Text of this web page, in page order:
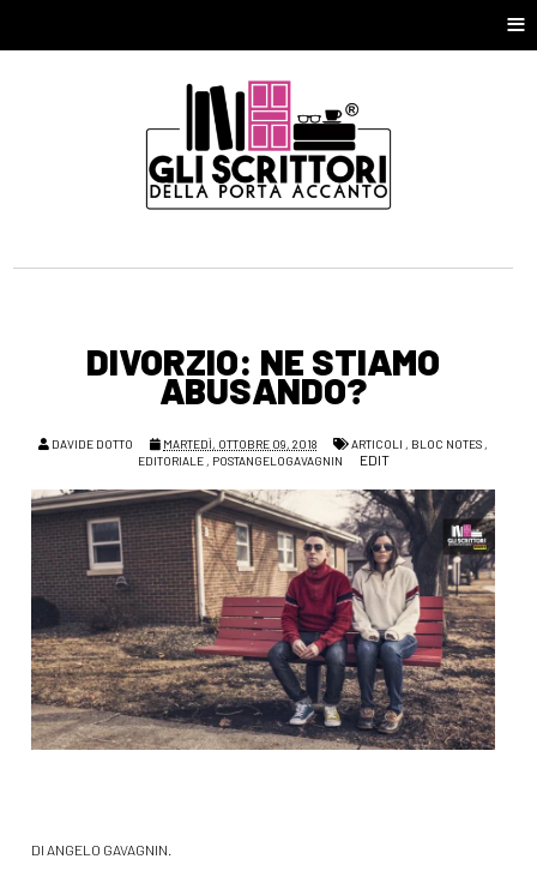
≡
DIVORZIO: NE STIAMO
ABUSANDO?
DAVIDE DOTTO MARTEDÌ, OTTOBRE 09, 2018 ARTICOLI , BLOC NOTES ,
EDITORIALE, POSTANGELOGAVAGNIN EDIT
DI ANGELO GAVAGNIN.